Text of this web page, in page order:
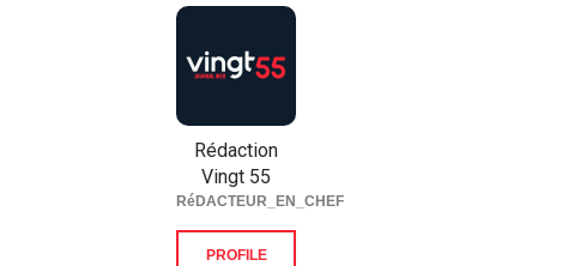
Rédaction
Vingt 55
RéDACTEUR_EN_CHEF
PROFILE